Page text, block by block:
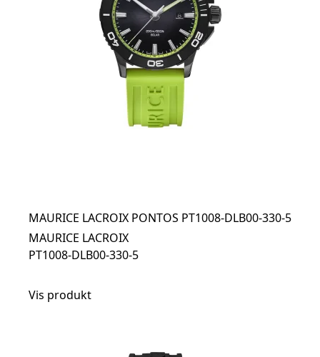
MAURICE LACROIX PONTOS PT1008-DLB00-330-5
MAURICE LACROIX
PT1008-DLB00-330-5
Vis produkt